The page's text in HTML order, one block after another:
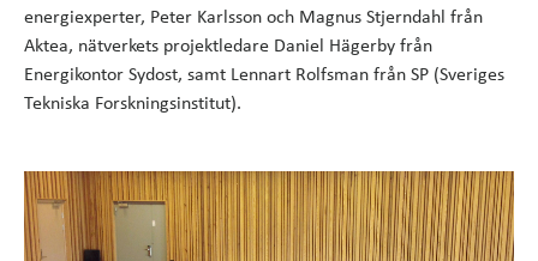
energiexperter, Peter Karlsson och Magnus Stjerndahl från
Aktea, nätverkets projektledare Daniel Hägerby från
Energikontor Sydost, samt Lennart Rolfsman från SP (Sveriges
Tekniska Forskningsinstitut).